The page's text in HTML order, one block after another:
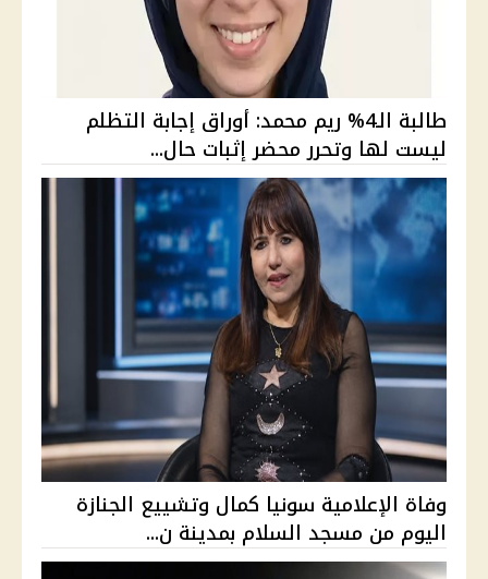
طالبة الـ4% ريم محمد: أوراق إجابة التظلم
ليست لها وتحرر محضر إثبات حال...
وفاة الإعلامية سونيا كمال وتشييع الجنازة
اليوم من مسجد السلام بمدينة ن...